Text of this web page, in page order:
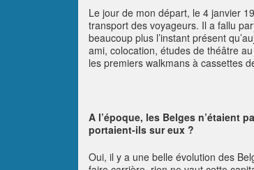
Le jour de mon départ, le 4 janvier
transport des voyageurs. Il a fallu
beaucoup plus l’instant présent
ami, colocation, études de théâtre
les premiers walkmans à cassettes
A l’époque, les Belges n’étaient
portaient-ils sur eux ?
Oui, il y a une belle évolution des